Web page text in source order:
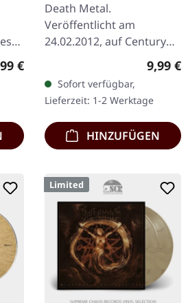
Preis:
€
Death Metal.
Veröffentlicht am
24.02.2012, auf Century
Media Records. Jewelcase
Veröffentlichung im Jahr
2012 eroberte Asphyx's…
9,99 €
Sofort verfügbar,
Lieferzeit: 1-2 Werktage
HINZUFÜGEN
Limited